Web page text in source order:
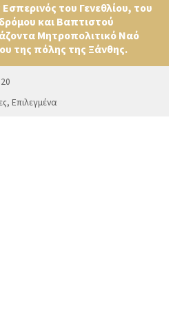
του Γενεθλίου, του
και Βαπτιστού
Μητροπολιτικό Ναό
της πόλης της Ξάνθης.
,Επιλεγμένα